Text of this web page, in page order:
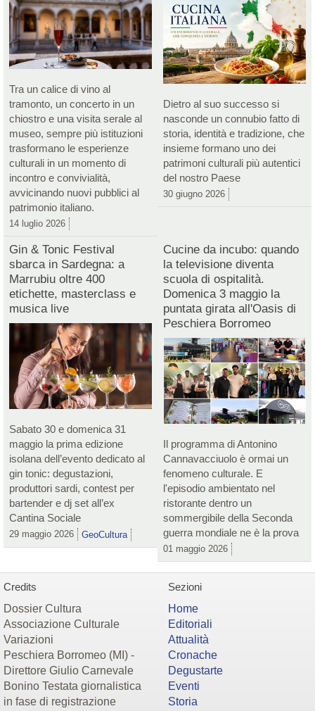
Tra un calice di vino al
tramonto, un concerto in un
chiostro e una visita serale al
museo, sempre più istituzioni
trasformano le esperienze
culturali in un momento di
incontro e convivialità,
avvicinando nuovi pubblici al
patrimonio italiano.
14 luglio 2026
Dietro al suo successo si
nasconde un connubio fatto di
storia, identità e tradizione, che
insieme formano uno dei
patrimoni culturali più autentici
del nostro Paese
30 giugno 2026
Gin & Tonic Festival
sbarca in Sardegna: a
Marrubiu oltre 400
etichette, masterclass e
musica live
Sabato 30 e domenica 31
maggio la prima edizione
isolana dell’evento dedicato al
gin tonic: degustazioni,
produttori sardi, contest per
bartender e dj set all’ex
Cantina Sociale
29 maggio 2026 GeoCultura
Cucine da incubo: quando
la televisione diventa
scuola di ospitalità.
Domenica 3 maggio la
puntata girata all'Oasis di
Peschiera Borromeo
Il programma di Antonino
Cannavacciuolo è ormai un
fenomeno culturale. E
l'episodio ambientato nel
ristorante dentro un
sommergibile della Seconda
guerra mondiale ne è la prova
01 maggio 2026
Credits
Dossier Cultura
Associazione Culturale
Variazioni
Peschiera Borromeo (MI) -
Direttore Giulio Carnevale
Bonino Testata giornalistica
in fase di registrazione
Sezioni
Home
Editoriali
Attualità
Cronache
Degustarte
Eventi
Storia